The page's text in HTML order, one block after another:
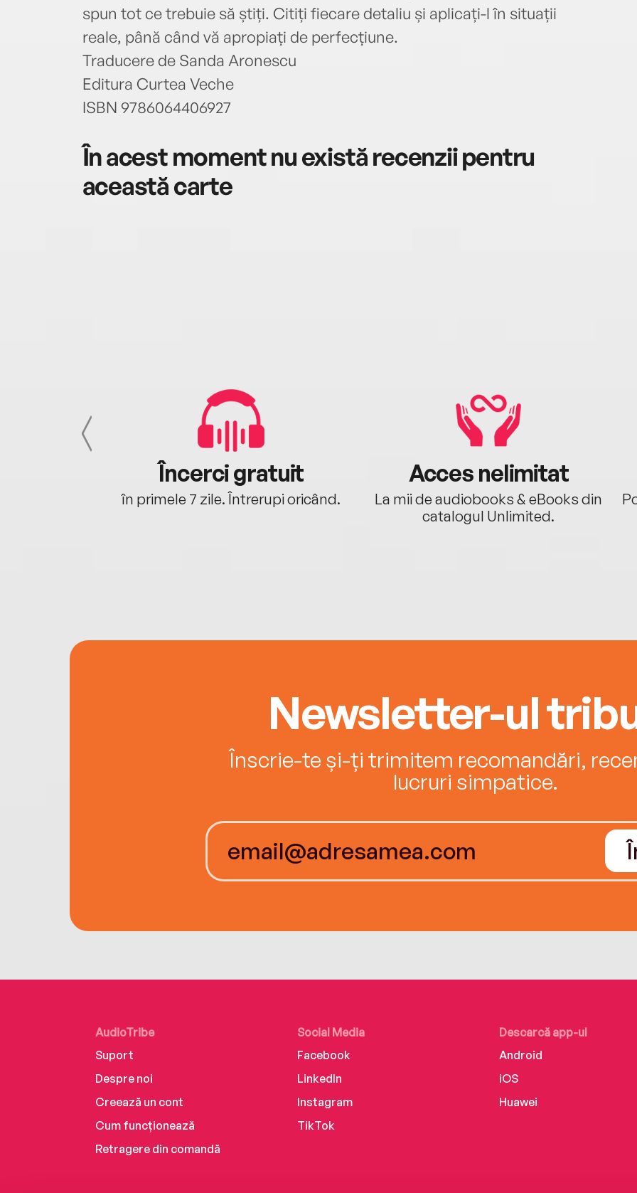
spun tot ce trebuie să știți. Citiți fiecare detaliu și aplicați-l în situații
reale, până când vă apropiați de perfecțiune.
Traducere de Sanda Aronescu
Editura Curtea Veche
ISBN 9786064406927
În acest moment nu există recenzii pentru
această carte
Încerci gratuit
în primele 7 zile. Întrerupi oricând.
Acces nelimitat
La mii de audiobooks & eBooks din
catalogul Unlimited.
Newsletter-ul
Înscrie-te și-ți trimitem recomandări,
lucruri simpatice.
AudioTribe
Suport
Despre noi
Creează un cont
Cum funcționează
Retragere din comandă
Social Media
Facebook
LinkedIn
Instagram
TikTok
Descarcă app-ul
Android
iOS
Huawei